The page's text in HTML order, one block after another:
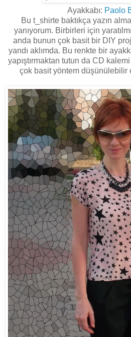
Ayakkabı: Paolo
Bu t_shirte baktıkça yazın
yanıyorum. Birbirleri için
anda bunun çok basit bir DIY
yandı aklımda. Bu renkte bir
yapıştırmaktan tutun da CD
çok basit yöntem düşünülebilir